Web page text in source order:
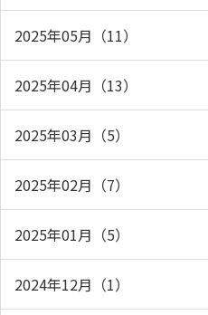
2025年05月（11）
2025年04月（13）
2025年03月（5）
2025年02月（7）
2025年01月（5）
2024年12月（1）